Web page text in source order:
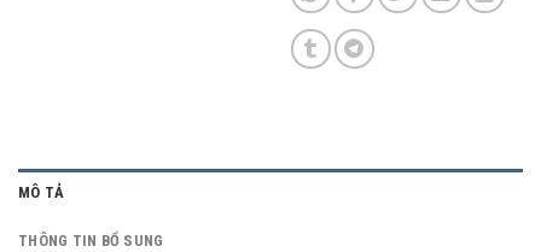
MÔ TẢ
THÔNG TIN BỔ SUNG